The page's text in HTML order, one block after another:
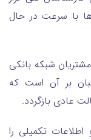
با سرعت در حال
شبکه بانکی
بر آن است که
عادی بازگردد.
اطلاعات تکمیلی را